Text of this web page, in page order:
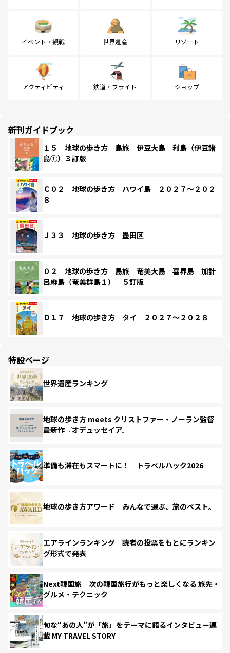
イベント・観戦 世界遺産 リゾート
アクティビティ 鉄道・フライト ショップ
新刊ガイドブック
１５ 地球の歩き方 島旅 伊豆大島 利島（伊豆諸
島①）３訂版
Ｃ０２ 地球の歩き方 ハワイ島 ２０２７～２０２
８
Ｊ３３ 地球の歩き方 墨田区
０２ 地球の歩き方 島旅 奄美大島 喜界島 加計
呂麻島（奄美群島１） ５訂版
Ｄ１７ 地球の歩き方 タイ ２０２７～２０２８
特設ページ
世界遺産ランキング
地球の歩き方 meets クリストファー・ノーラン監督
最新作『オデュッセイア』
準備も滞在もスマートに！ トラベルハック2026
地球の歩き方アワード みんなで選ぶ、旅のベスト。
エアラインランキング 読者の投票をもとにランキン
グ形式で発表
Next韓国旅 次の韓国旅行がもっと楽しくなる 旅先・
グルメ・テクニック
旬な“あの人”が「旅」をテーマに語るインタビュー連
載 MY TRAVEL STORY